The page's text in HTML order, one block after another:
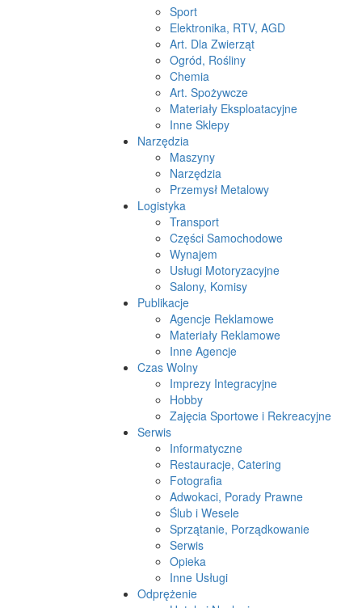
Sport
Elektronika, RTV, AGD
Art. Dla Zwierząt
Ogród, Rośliny
Chemia
Art. Spożywcze
Materiały Eksploatacyjne
Inne Sklepy
Narzędzia
Maszyny
Narzędzia
Przemysł Metalowy
Logistyka
Transport
Części Samochodowe
Wynajem
Usługi Motoryzacyjne
Salony, Komisy
Publikacje
Agencje Reklamowe
Materiały Reklamowe
Inne Agencje
Czas Wolny
Imprezy Integracyjne
Hobby
Zajęcia Sportowe i Rekreacyjne
Serwis
Informatyczne
Restauracje, Catering
Fotografia
Adwokaci, Porady Prawne
Ślub i Wesele
Sprzątanie, Porządkowanie
Serwis
Opieka
Inne Usługi
Odprężenie